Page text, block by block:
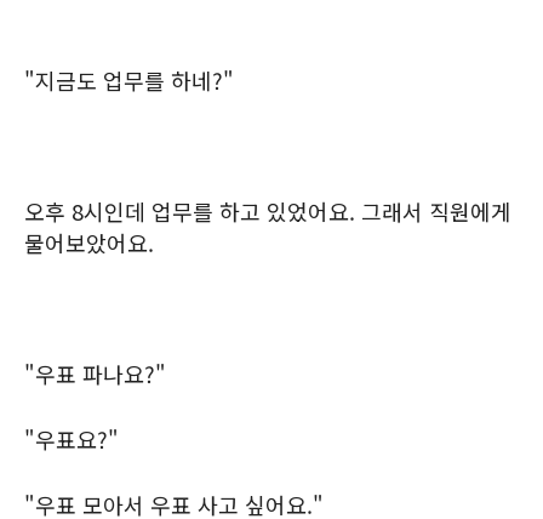
"지금도 업무를 하네?"
오후 8시인데 업무를 하고 있었어요. 그래서 직원에게
물어보았어요.
"우표 파나요?"
"우표요?"
"우표 모아서 우표 사고 싶어요."